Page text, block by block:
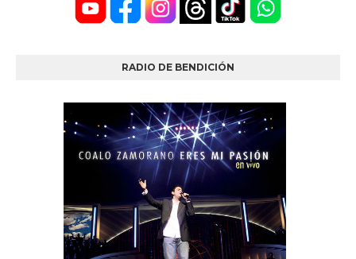
RADIO DE BENDICIÓN